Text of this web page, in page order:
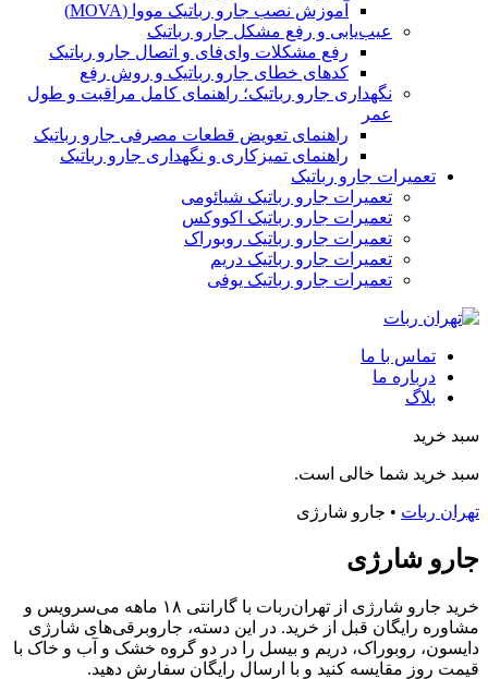
آموزش نصب جارو رباتیک مووا (MOVA)
عیب‌یابی و رفع مشکل جارو رباتیک
رفع مشکلات وای‌فای و اتصال جارو رباتیک
کدهای خطای جارو رباتیک و روش رفع
نگهداری جارو رباتیک؛ راهنمای کامل مراقبت و طول
عمر
راهنمای تعویض قطعات مصرفی جارو رباتیک
راهنمای تمیزکاری و نگهداری جارو رباتیک
تعمیرات جارو رباتیک
تعمیرات جارو رباتیک شیائومی
تعمیرات جارو رباتیک اکووکس
تعمیرات جارو رباتیک روبوراک
تعمیرات جارو رباتیک دریم
تعمیرات جارو رباتیک یوفی
تماس با ما
درباره ما
بلاگ
سبد خرید
سبد خرید شما خالی است.
تهران ربات • جارو شارژی
جارو شارژی
خرید جارو شارژی از تهران‌ربات با گارانتی ۱۸ ماهه می‌سرویس و
مشاوره رایگان قبل از خرید. در این دسته، جاروبرقی‌های شارژی
دایسون، روبوراک، دریم و بیسل را در دو گروه خشک و آب و خاک با
قیمت روز مقایسه کنید و با ارسال رایگان سفارش دهید.